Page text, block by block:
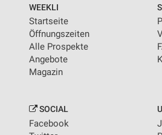
WEEKLI
Startseite
Öffnungszeiten
Alle Prospekte
Angebote
Magazin
SOCIAL
Facebook